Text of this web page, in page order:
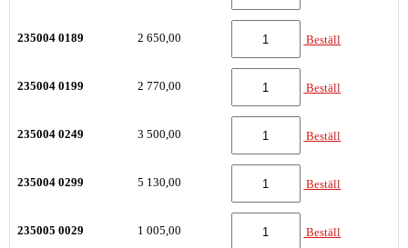
235004 0189 2 650,00 Beställ
235004 0199 2 770,00 Beställ
235004 0249 3 500,00 Beställ
235004 0299 5 130,00 Beställ
235005 0029 1 005,00 Beställ